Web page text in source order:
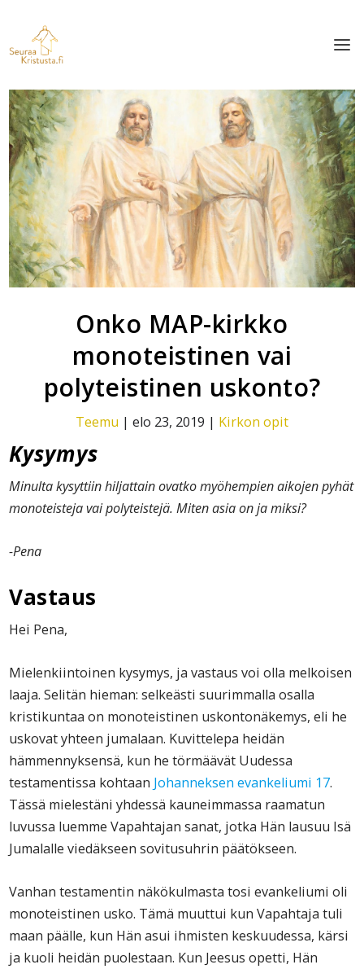
Onko MAP-kirkko
monoteistinen vai
polyteistinen uskonto?
Teemu | elo 23, 2019 | Kirkon opit
Kysymys
Minulta kysyttiin hiljattain ovatko myöhempien aikojen pyhät
monoteisteja vai polyteistejä. Miten asia on ja miksi?
-Pena
Vastaus
Hei Pena,
Mielenkiintoinen kysymys, ja vastaus voi olla melkoisen
laaja. Selitän hieman: selkeästi suurimmalla osalla
kristikuntaa on monoteistinen uskontonäkemys, eli he
uskovat yhteen jumalaan. Kuvittelepa heidän
hämmennyksensä, kun he törmäävät Uudessa
testamentissa kohtaan Johanneksen evankeliumi 17.
Tässä mielestäni yhdessä kauneimmassa raamatun
luvussa luemme Vapahtajan sanat, jotka Hän lausuu Isä
Jumalalle viedäkseen sovitusuhrin päätökseen.
Vanhan testamentin näkökulmasta tosi evankeliumi oli
monoteistinen usko. Tämä muuttui kun Vapahtaja tuli
maan päälle, kun Hän asui ihmisten keskuudessa, kärsi
ja kuoli heidän puolestaan. Kun Jeesus opetti, Hän